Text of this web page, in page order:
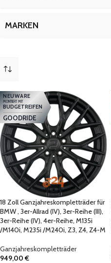
M140i
MARKEN
NEUWARE
MONTIERT MIT
BUDGETREIFEN
GOODRIDE
18 Zoll Ganzjahreskompletträder für
BMW , 3er-Allrad (IV), 3er-Reihe (III),
3er-Reihe (IV), 4er-Reihe, M135i
/M140i, M235i /M240i, Z3, Z4, Z4-M
Ganzjahreskompletträder
949,00€